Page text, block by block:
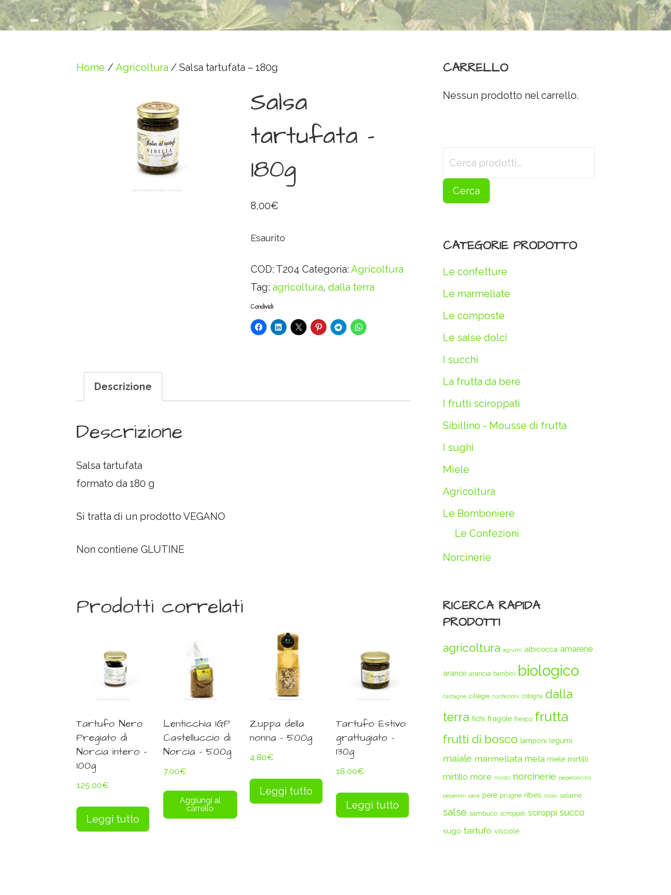
Home /Agricoltura / Salsa tartufata – 180g
Salsa
tartufata –
180g
8,00€
Esaurito
COD: T204 Categoria:Agricoltura
Tag:agricoltura,dalla terra
Condividi:
Descrizione
Descrizione
Salsa tartufata
formato da 180 g
Si tratta di un prodotto VEGANO
Non contiene GLUTINE
Prodotti correlati
Tartufo Nero
Pregiato di
Norcia intero –
100g
125,00€
Leggi tutto
Lenticchia IGP
Castelluccio di
Norcia – 500g
7,00€
Aggiungi al
carrello
Zuppa della
nonna – 500g
4,80€
Leggi tutto
Tartufo Estivo
grattugiato –
130g
18,00€
Leggi tutto
CARRELLO
Nessun prodotto nel carrello.
Cerca:
Cerca
CATEGORIE PRODOTTO
Le confetture
Le marmellate
Le composte
Le salse dolci
I succhi
La frutta da bere
I frutti sciroppati
Sibillino - Mousse di frutta
I sughi
Miele
Agricoltura
Le Bomboniere
Le Confezioni
Norcinerie
RICERCA RAPIDA
PRODOTTI
agricoltura agrumi albicocca amarene
arance arancia bambini biologico
castagne ciliegie confezioni cotogna dalla
terra fichi fragole fresco frutta
frutti di bosco lamponi legumi
maiale marmellata mela miele mirtilli
mirtillo more mosto norcinerie peperoncino
peperoni pera pere prugne ribes rosso salame
salse sambuco sciroppati sciroppi succo
sugo tartufo visciole